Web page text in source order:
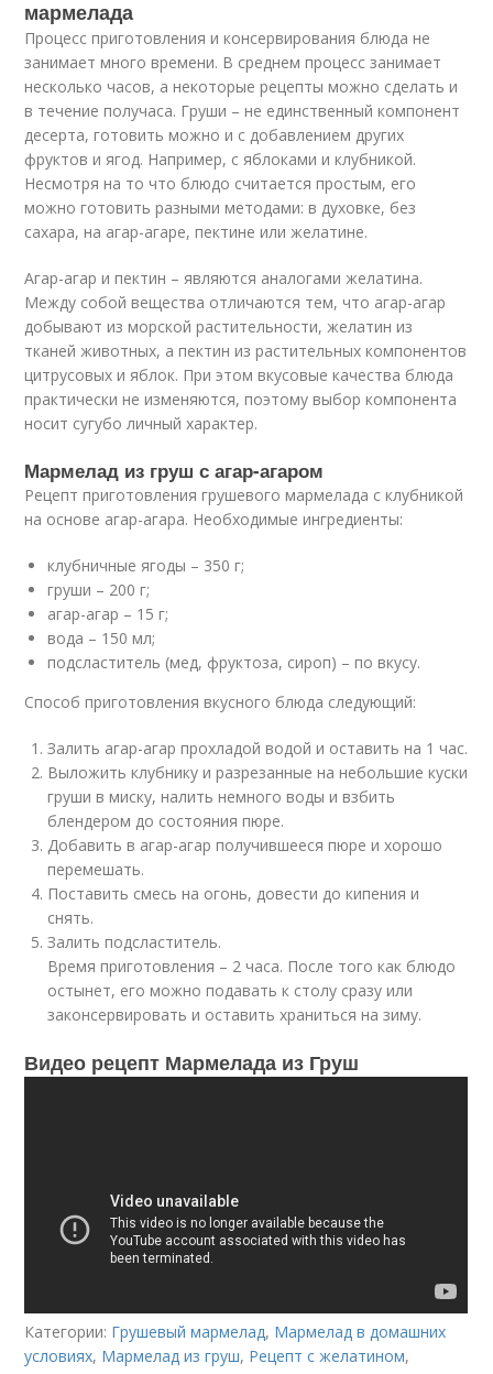
мармелада
Процесс приготовления и консервирования блюда не
занимает много времени. В среднем процесс занимает
несколько часов, а некоторые рецепты можно сделать и
в течение получаса. Груши – не единственный компонент
десерта, готовить можно и с добавлением других
фруктов и ягод. Например, с яблоками и клубникой.
Несмотря на то что блюдо считается простым, его
можно готовить разными методами: в духовке, без
сахара, на агар-агаре, пектине или желатине.
Агар-агар и пектин – являются аналогами желатина.
Между собой вещества отличаются тем, что агар-агар
добывают из морской растительности, желатин из
тканей животных, а пектин из растительных компонентов
цитрусовых и яблок. При этом вкусовые качества блюда
практически не изменяются, поэтому выбор компонента
носит сугубо личный характер.
Мармелад из груш с агар-агаром
Рецепт приготовления грушевого мармелада с клубникой
на основе агар-агара. Необходимые ингредиенты:
клубничные ягоды – 350 г;
груши – 200 г;
агар-агар – 15 г;
вода – 150 мл;
подсластитель (мед, фруктоза, сироп) – по вкусу.
Способ приготовления вкусного блюда следующий:
Залить агар-агар прохладой водой и оставить на 1 час.
Выложить клубнику и разрезанные на небольшие куски
груши в миску, налить немного воды и взбить
блендером до состояния пюре.
Добавить в агар-агар получившееся пюре и хорошо
перемешать.
Поставить смесь на огонь, довести до кипения и
снять.
Залить подсластитель.
Время приготовления – 2 часа. После того как блюдо
остынет, его можно подавать к столу сразу или
законсервировать и оставить храниться на зиму.
Видео рецепт Мармелада из Груш
Категории: Грушевый мармелад, Мармелад в домашних
условиях, Мармелад из груш, Рецепт с желатином,